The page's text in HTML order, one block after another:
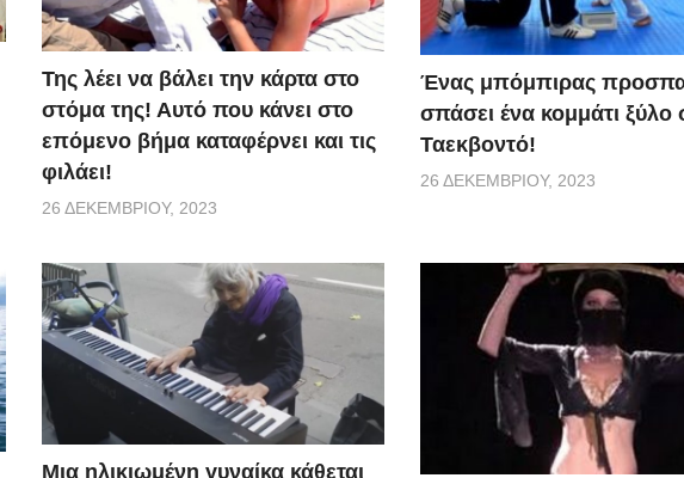
Της λέει να βάλει την κάρτα στο
στόμα της! Αυτό που κάνει στο
επόμενο βήμα καταφέρνει και τις
φιλάει!
26 ΔΕΚΕΜΒΡΊΟΥ, 2023
Ένας μπόμπιρας
σπάσει ένα κομμάτι ξύλο
Ταεκβοντό!
26 ΔΕΚΕΜΒΡΊΟΥ, 2023
Μια ηλικιωμένη γυναίκα κάθεται